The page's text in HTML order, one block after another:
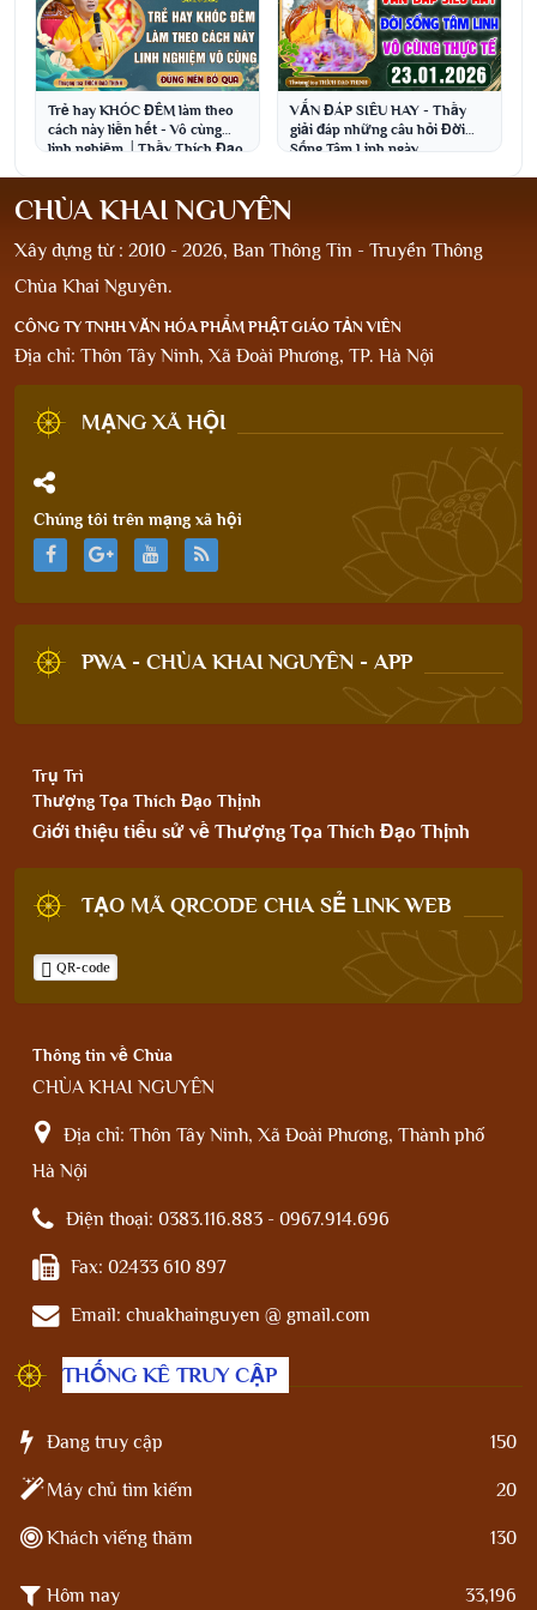
Trẻ hay KHÓC ĐÊM làm theo
cách này liền hết - Vô cùng
linh nghiệm │Thầy Thích Đạo
VẤN ĐÁP SIÊU HAY - Thầy
giải đáp những câu hỏi Đời
Sống Tâm Linh ngày
CHÙA KHAI NGUYÊN
Xây dựng từ : 2010 - 2026, Ban Thông Tin - Truyền Thông
Chùa Khai Nguyên.
CÔNG TY TNHH VĂN HÓA PHẨM PHẬT GIÁO TẢN VIÊN
Địa chỉ: Thôn Tây Ninh, Xã Đoài Phương, TP. Hà Nội
MẠNG XÃ HỘI
Chúng tôi trên mạng xã hội
PWA - CHÙA KHAI NGUYÊN - APP
Trụ Trì
Thượng Tọa Thích Đạo Thịnh
Giới thiệu tiểu sử về Thượng Tọa Thích Đạo Thịnh
TẠO MÃ QRCODE CHIA SẺ LINK WEB
QR-code
Thông tin về Chùa
CHÙA KHAI NGUYÊN
Địa chỉ: Thôn Tây Ninh, Xã Đoài Phương, Thành phố
Hà Nội
Điện thoại: 0383.116.883 - 0967.914.696
Fax: 02433 610 897
Email: chuakhainguyen @ gmail.com
THỐNG KÊ TRUY CẬP
Đang truy cập 150
Máy chủ tìm kiếm 20
Khách viếng thăm 130
Hôm nay 33,196